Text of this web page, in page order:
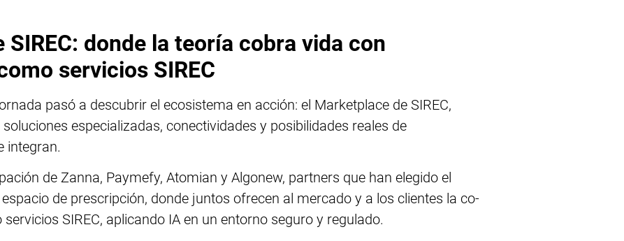
SIREC: donde la teoría cobra vida con
servicios SIREC
pasó a descubrir el ecosistema en acción: el Marketplace de SIREC,
especializadas, conectividades y posibilidades reales de
integran.
de Zanna, Paymefy, Atomian y Algonew, partners que han elegido el
de prescripción, donde juntos ofrecen al mercado y a los clientes la co-
SIREC, aplicando IA en un entorno seguro y regulado.